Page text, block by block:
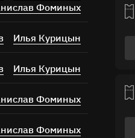
Фоминых
Илья Курицын
Илья Курицын
Фоминых
Фоминых